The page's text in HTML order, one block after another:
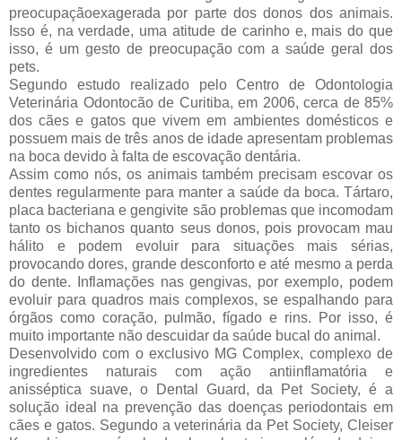
preocupaçãoexagerada por parte dos donos dos animais.
Isso é, na verdade, uma atitude de carinho e, mais do que
isso, é um gesto de preocupação com a saúde geral dos
pets.
Segundo estudo realizado pelo Centro de Odontologia
Veterinária Odontocão de Curitiba, em 2006, cerca de 85%
dos cães e gatos que vivem em ambientes domésticos e
possuem mais de três anos de idade apresentam problemas
na boca devido à falta de escovação dentária.
Assim como nós, os animais também precisam escovar os
dentes regularmente para manter a saúde da boca. Tártaro,
placa bacteriana e gengivite são problemas que incomodam
tanto os bichanos quanto seus donos, pois provocam mau
hálito e podem evoluir para situações mais sérias,
provocando dores, grande desconforto e até mesmo a perda
do dente. Inflamações nas gengivas, por exemplo, podem
evoluir para quadros mais complexos, se espalhando para
órgãos como coração, pulmão, fígado e rins. Por isso, é
muito importante não descuidar da saúde bucal do animal.
Desenvolvido com o exclusivo MG Complex, complexo de
ingredientes naturais com ação antiinflamatória e
anisséptica suave, o Dental Guard, da Pet Society, é a
solução ideal na prevenção das doenças periodontais em
cães e gatos. Segundo a veterinária da Pet Society, Cleiser